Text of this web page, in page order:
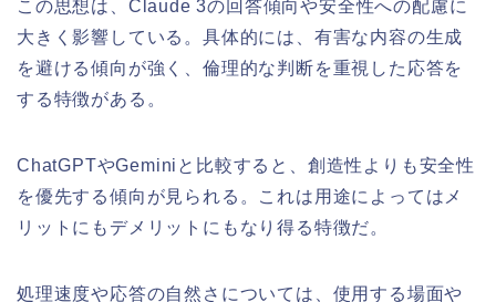
この思想は、Claude 3の回答傾向や安全性への配慮に
大きく影響している。具体的には、有害な内容の生成
を避ける傾向が強く、倫理的な判断を重視した応答を
する特徴がある。
ChatGPTやGeminiと比較すると、創造性よりも安全性
を優先する傾向が見られる。これは用途によってはメ
リットにもデメリットにもなり得る特徴だ。
処理速度や応答の自然さについては、使用する場面や